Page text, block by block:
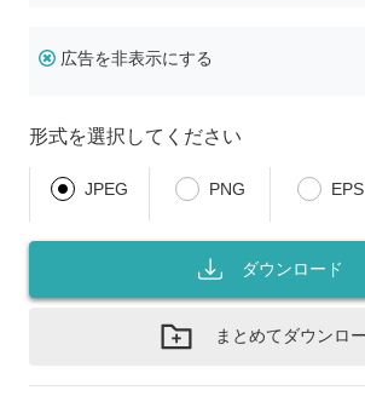
広告を非表示にする
形式を選択してください
JPEG PNG EPS
ダウンロード
まとめてダウンロ